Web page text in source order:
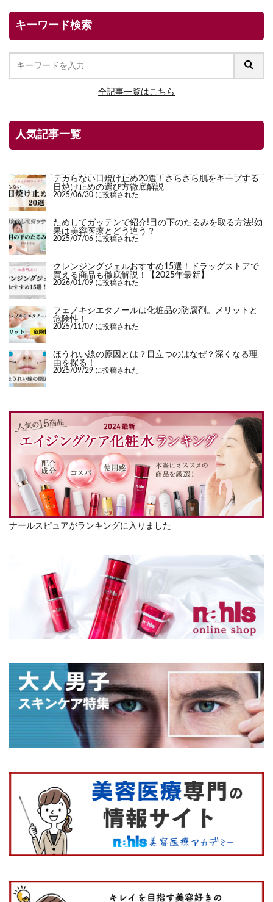
キーワード検索
全記事一覧はこちら
人気記事一覧
テカらない日焼け止め20選！さらさら肌をキープする
日焼け止めの選び方徹底解説
2025/06/30 に投稿された
ためしてガッテンで紹介!目の下のたるみを取る方法!効
果は美容医療とどう違う？
2025/07/06 に投稿された
クレンジングジェルおすすめ15選！ドラッグストアで
買える商品も徹底解説！【2025年最新】
2026/01/09 に投稿された
フェノキシエタノールは化粧品の防腐剤。メリットと
危険性！
2025/11/07 に投稿された
ほうれい線の原因とは？目立つのはなぜ？深くなる理
由を探る！
2025/09/29 に投稿された
ナールスピュアがランキングに入りました